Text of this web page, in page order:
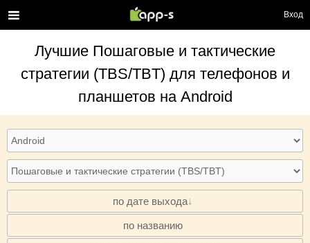
Вход
Лучшие Пошаговые и тактические
стратегии (TBS/TBT) для телефонов и
планшетов на Android
по дате выхода
· по названию